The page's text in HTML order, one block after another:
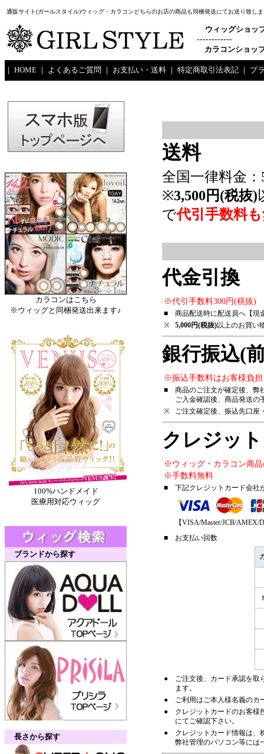
通販サイト(ガールスタイル)ウィッグ・カラコンどちらのお店の商品も同梱発送にてお送り致し
ウィッグショッ
------------
カラコンショッ
｜ HOME ｜ よくあるご質問 ｜ お支払い・送料 ｜ 特定商取引法表記 ｜ プ
カラコンはこちら
※ウィッグと同梱発送出来ます♪
100%ハンドメイド
医療用対応ウィッグ
ブランドから探す
長さから探す
送料
全国一律料金：
※3,500円(税抜)
で代引手数料
代金引換
※代引手数料300円(税抜)
■
商品配送時に配送員へ【現
※
5,000円(税抜)以上のお買い
銀行振込(
※振込手数料はお客様負担
■
商品のご注文が確定後、弊
ご入金確認後、商品発送の
※
ご注文確定後、振込先口座
クレジッ
※ウィッグ・カラコン商
※手数料無料
■ 下記クレジットカード会社
【VISA/Master/JCB/AMEX/
■
お支払い回数
●
ご注文後、カード承認を取
ます。
●
ご利用はご本人様名義のカ
●
クレジットカードのお客様
にてご確認下さい。
●
クレジットカード情報は、
弊社管理のパソコン等には